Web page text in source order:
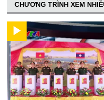
CHƯƠNG TRÌNH XEM